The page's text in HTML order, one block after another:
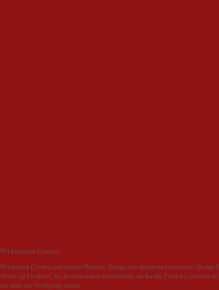
Wir benutzen Cookies
Wir nutzen Cookies auf unserer Website. Einige von ihnen sind essenziell für den
(Tracking Cookies). Sie können selbst entscheiden, ob Sie die Cookies
der Seite zur Verfügung stehen.